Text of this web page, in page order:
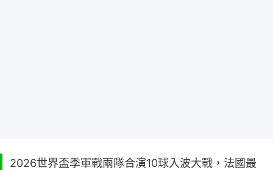
2026世界盃季軍戰兩隊合演10球入波大戰，法國最